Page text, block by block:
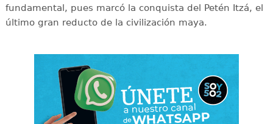
fundamental, pues marcó la conquista del Petén Itzá, el
último gran reducto de la civilización maya.